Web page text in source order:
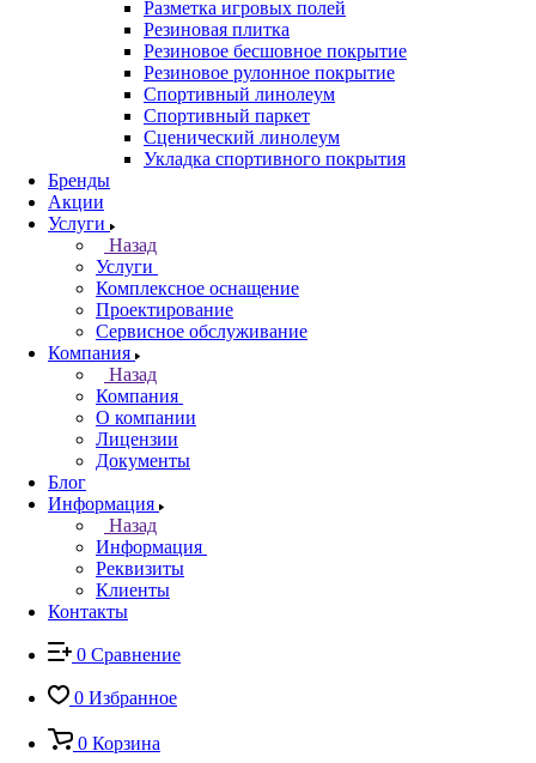
Разметка игровых полей
Резиновая плитка
Резиновое бесшовное покрытие
Резиновое рулонное покрытие
Спортивный линолеум
Спортивный паркет
Сценический линолеум
Укладка спортивного покрытия
Бренды
Акции
Услуги
Назад
Услуги
Комплексное оснащение
Проектирование
Сервисное обслуживание
Компания
Назад
Компания
О компании
Лицензии
Документы
Блог
Информация
Назад
Информация
Реквизиты
Клиенты
Контакты
0 Сравнение
0 Избранное
0 Корзина